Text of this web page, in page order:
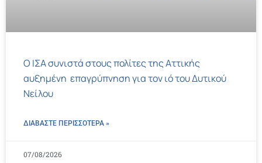
Ο ΙΣΑ συνιστά στους πολίτες της Αττικής
αυξημένη επαγρύπνηση για τον ιό του Δυτικού
Νείλου
ΔΙΑΒΑΣΤΕ ΠΕΡΙΣΣΌΤΕΡΑ »
07/08/2026